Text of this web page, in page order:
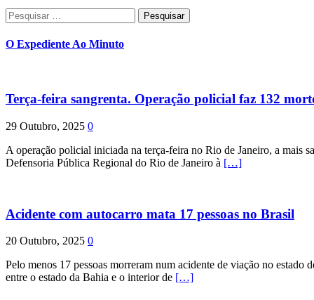
Pesquisar
por:
O Expediente Ao Minuto
Terça-feira sangrenta. Operação policial faz 132
29 Outubro, 2025 0
A operação policial iniciada na terça-feira no Rio de Janeiro, a mais
Defensoria Pública Regional do Rio de Janeiro à […]
Acidente com autocarro mata 17 pessoas no Brasil
20 Outubro, 2025 0
Pelo menos 17 pessoas morreram num acidente de viação no
entre o estado da Bahia e o interior de […]